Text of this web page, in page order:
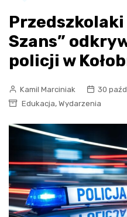
Przedszkolaki
Szans”
policji w
Kamil Marciniak
30
Edukacja, Wydarzenia